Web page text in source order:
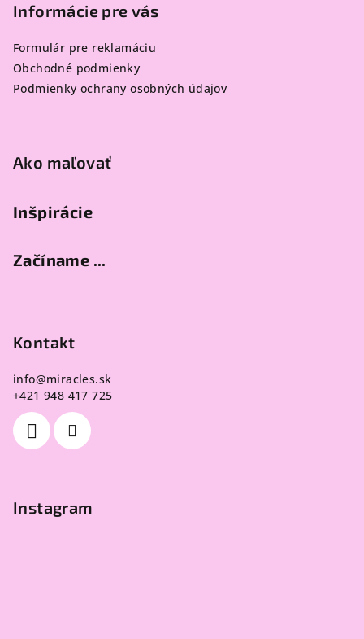
Informácie pre vás
Formulár pre reklamáciu
Obchodné podmienky
Podmienky ochrany osobných údajov
Ako maľovať
Inšpirácie
Začíname ...
Kontakt
info@miracles.sk
+421 948 417 725
Instagram